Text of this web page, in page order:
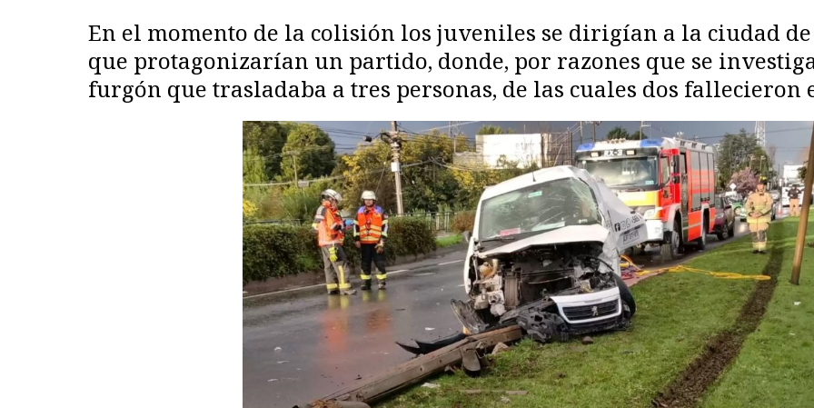
En el momento de la colisión los juveniles se dirigían a la ciudad
que protagonizarían un partido, donde, por razones que se
furgón que trasladaba a tres personas, de las cuales dos fallecieron